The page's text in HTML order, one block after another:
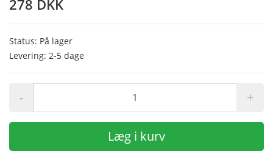
278 DKK
Status: På lager
Levering: 2-5 dage
- +
Læg i kurv